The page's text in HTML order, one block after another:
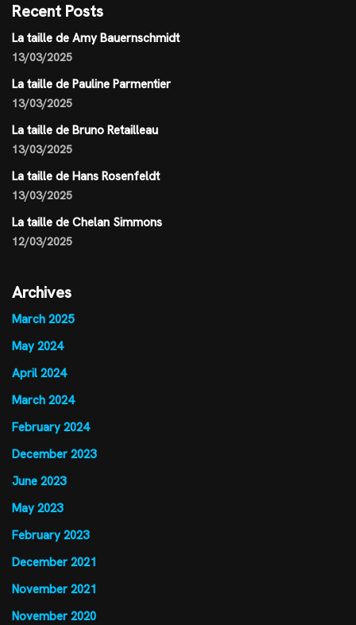
Recent Posts
La taille de Amy Bauernschmidt
13/03/2025
La taille de Pauline Parmentier
13/03/2025
La taille de Bruno Retailleau
13/03/2025
La taille de Hans Rosenfeldt
13/03/2025
La taille de Chelan Simmons
12/03/2025
Archives
March 2025
May 2024
April 2024
March 2024
February 2024
December 2023
June 2023
May 2023
February 2023
December 2021
November 2021
November 2020